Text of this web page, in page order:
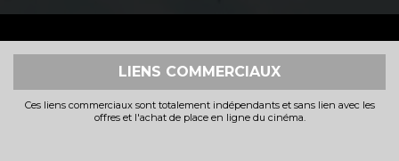
LIENS COMMERCIAUX
Ces liens commerciaux sont totalement indépendants et sans lien avec les
offres et l'achat de place en ligne du cinéma.